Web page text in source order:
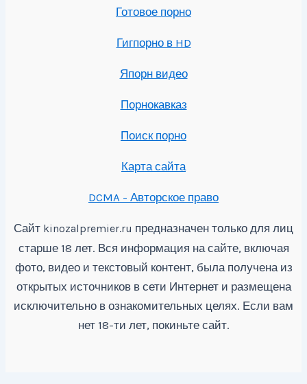
Готовое порно
Гигпорно в HD
Япорн видео
Порнокавказ
Поиск порно
Карта сайта
DCMA - Авторское право
Сайт kinozalpremier.ru предназначен только для лиц
старше 18 лет. Вся информация на сайте, включая
фото, видео и текстовый контент, была получена из
открытых источников в сети Интернет и размещена
исключительно в ознакомительных целях. Если вам
нет 18-ти лет, покиньте сайт.